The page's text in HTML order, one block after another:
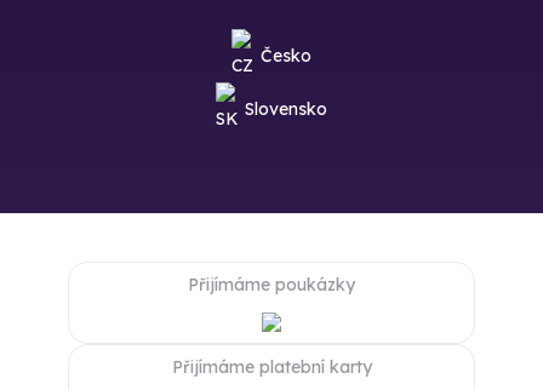
Česko
Slovensko
Přijímáme poukázky
Přijímáme platební karty